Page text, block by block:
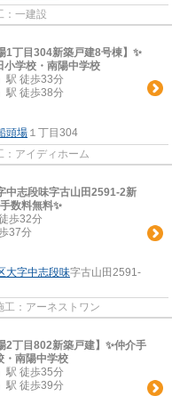
：一建設
1丁目304新築戸建8号棟】✨️
小学校・南陽中学校
」駅 徒歩33分
」駅 徒歩38分
頭場 １丁目304
アイディホーム
中志段味字古山田2591-2新
数料無料✨️
歩32分
37分
大字中志段味字古山田2591-
：アーネストワン
2丁目802新築戸建】✨️仲介手
・南陽中学校
」駅 徒歩35分
」駅 徒歩39分